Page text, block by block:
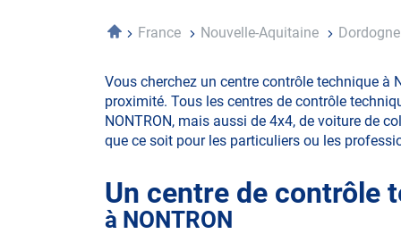
AccueilFrance Nouvelle-Aquitaine Dordogne
Vous cherchez un centre contrôle technique à
proximité. Tous les centres de contrôle
NONTRON, mais aussi de 4x4, de voiture de
que ce soit pour les particuliers ou les
Un centre de contrôle
à NONTRON